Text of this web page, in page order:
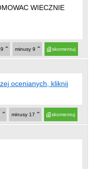
WIECZNIE
skomentuj
minusy 9
ocenianych, kliknij
skomentuj
minusy 17